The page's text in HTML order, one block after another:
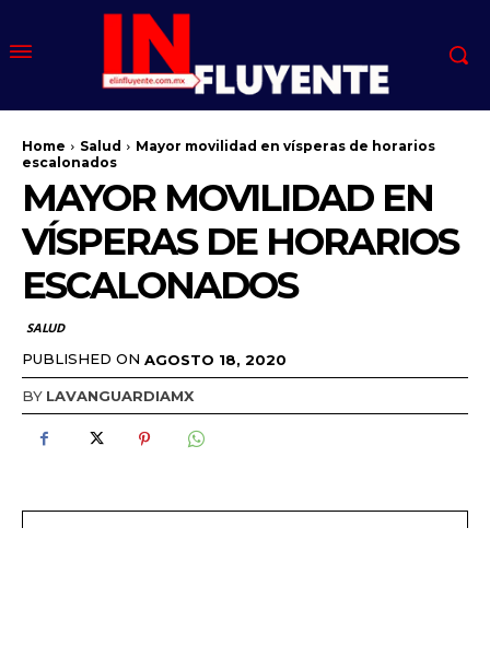
Home Salud
Mayor movilidad en vísperas de horarios
escalonados
MAYOR MOVILIDAD EN
VÍSPERAS DE HORARIOS
ESCALONADOS
SALUD
PUBLISHED ON AGOSTO 18, 2020
BY LAVANGUARDIAMX